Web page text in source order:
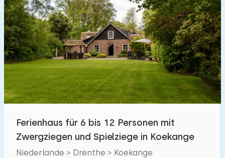
Ferienhaus für 6 bis 12 Personen mit
Zwergziegen und Spielziege in Koekange
Niederlande > Drenthe > Koekange